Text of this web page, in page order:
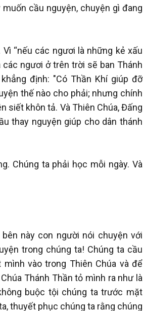
cầu nguyện, chuyện gì đang
“nếu các ngươi là những kẻ xấu
ngươi ở trên trời sẽ ban Thánh
định: "Có Thần Khí giúp đỡ
thế nào cho phải; nhưng chính
siết khôn tả. Và Thiên Chúa, Đấng
thay nguyện giúp cho dân thánh
Chúng ta phải học mỗi ngày. Và
này con người nói chuyện với
trong chúng ta! Chúng ta cầu
vào trong Thiên Chúa và để
Thánh Thần tỏ mình ra như là
buộc tội chúng ta trước mặt
thuyết phục chúng ta rằng chúng